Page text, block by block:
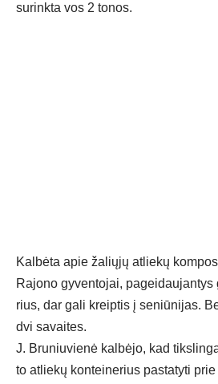
su­rink­ta vos 2 to­nos.
Kal­bė­ta apie ža­lių­jų at­lie­kų
Ra­jo­no gy­ven­to­jai,
rius, dar ga­li kreip­tis į se­niū­ni­jas.
dvi sa­vai­tes.
J. Bru­niu­vie­nė kal­bė­jo, kad
to at­lie­kų kon­tei­ne­rius pa­sta­ty­ti